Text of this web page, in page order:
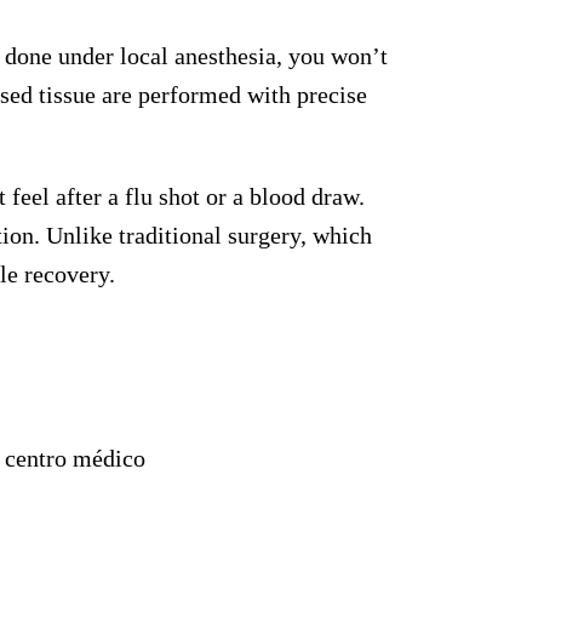
under local anesthesia, you won’t
tissue are performed with precise
feel after a flu shot or a blood draw.
Unlike traditional surgery, which
recovery.
médico